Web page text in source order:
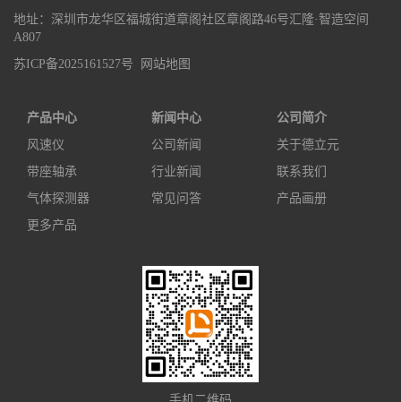
地址：深圳市龙华区福城街道章阁社区章阁路46号汇隆·智造空间
A807
苏ICP备2025161527号
网站地图
产品中心
风速仪
带座轴承
气体探测器
更多产品
新闻中心
公司新闻
行业新闻
常见问答
公司简介
关于德立元
联系我们
产品画册
手机二维码